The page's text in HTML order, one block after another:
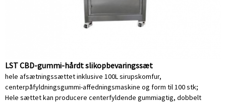
LST CBD-gummi-hårdt slikopbevaringssæt
hele afsætningssættet inklusive 100L sirupskomfur,
centerpåfyldningsgummi-affedningsmaskine og form til 100 stk;
Hele sættet kan producere centerfyldende gummiagtig, dobbelt